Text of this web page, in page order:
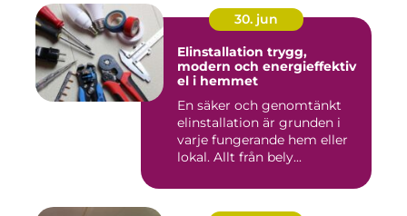
30. jun
Elinstallation trygg,
modern och energieffektiv
el i hemmet
En säker och genomtänkt
elinstallation är grunden i
varje fungerande hem eller
lokal. Allt från bely...